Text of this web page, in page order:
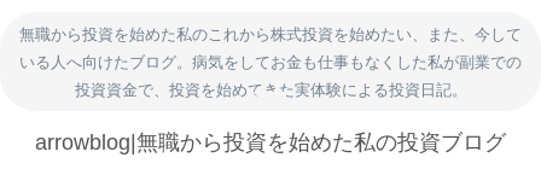
無職から投資を始めた私のこれから株式投資を始めたい、また、今して
いる人へ向けたブログ。病気をしてお金も仕事もなくした私が副業での
投資資金で、投資を始めてきた実体験による投資日記。
arrowblog|無職から投資を始めた私の投資ブログ